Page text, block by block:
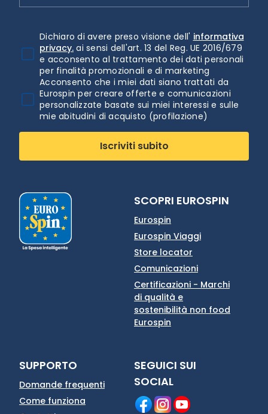
Dichiaro di avere preso visione dell' informativa
privacy. ai sensi dell'art. 13 del Reg. UE 2016/679
e acconsento al trattamento dei dati personali
per finalità promozionali e di marketing
Acconsento che i miei dati siano trattati da
Eurospin per creare offerte e comunicazioni
personalizzate basate sui miei interessi e sulle
mie abitudini di acquisto (profilazione)
Iscriviti subito
SCOPRI EUROSPIN
Eurospin
Eurospin Viaggi
Store locator
Comunicazioni
Certificazioni - Marchi
di qualità e
sostenibilità non food
Eurospin
SUPPORTO
Domande frequenti
Come funziona
SEGUICI SUI
SOCIAL